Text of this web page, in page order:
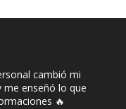
cambió mi
me enseñó lo que
🔥